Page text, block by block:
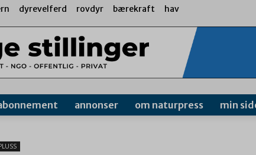
dyrevelferd rovdyr bærekraft hav
annonser om naturpress min